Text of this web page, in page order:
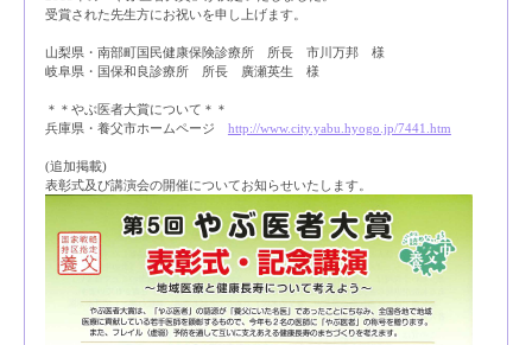
受賞された先生方にお祝いを申し上げます。
山梨県・南部町国民健康保険診療所 所長 市川万邦 様
岐阜県・国保和良診療所 所長 廣瀬英生 様
＊＊やぶ医者大賞について＊＊
兵庫県・養父市ホームページ http://www.city.yabu.hyogo.jp/7441.htm
(追加掲載)
表彰式及び講演会の開催についてお知らせいたします。